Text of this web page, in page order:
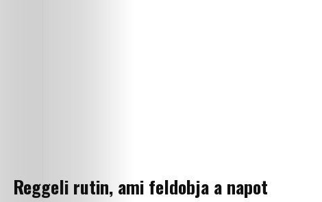
Reggeli rutin, ami feldobja a napot